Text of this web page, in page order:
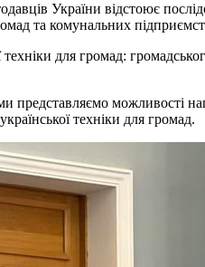
України відстоює
та комунальних
для громад:
можливості
техніки для громад.